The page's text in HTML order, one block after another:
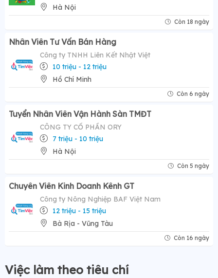
Hà Nội
Còn 18 ngày
Nhân Viên Tư Vấn Bán Hàng
Công ty TNHH Liên Kết Nhật Việt
10 triệu - 12 triệu
Hồ Chí Minh
Còn 6 ngày
Tuyển Nhân Viên Vận Hành Sàn TMĐT
CÔNG TY CỔ PHẦN ORY
7 triệu - 10 triệu
Hà Nội
Còn 5 ngày
Chuyên Viên Kinh Doanh Kênh GT
Công ty Nông Nghiệp BAF Việt Nam
12 triệu - 15 triệu
Bà Rịa - Vũng Tàu
Còn 16 ngày
Việc làm theo tiêu chí